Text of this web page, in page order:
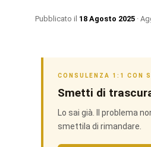
Pubblicato il 18 Agosto 2025·
CONSULENZA 1:1 CON
Smetti di
Lo sai già. Il problema
smettila di rimandare.